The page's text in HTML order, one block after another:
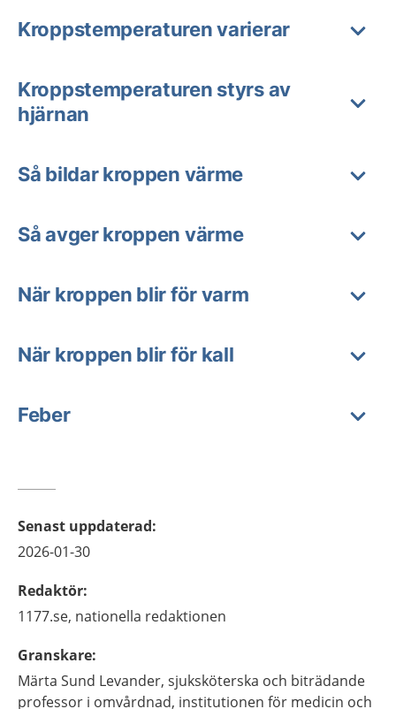
Kroppstemperaturen varierar
Kroppstemperaturen styrs av
hjärnan
Så bildar kroppen värme
Så avger kroppen värme
När kroppen blir för varm
När kroppen blir för kall
Feber
Senast uppdaterad:
2026-01-30
Redaktör:
1177.se, nationella redaktionen
Granskare:
Märta Sund Levander, sjuksköterska och biträdande
professor i omvårdnad, institutionen för medicin och